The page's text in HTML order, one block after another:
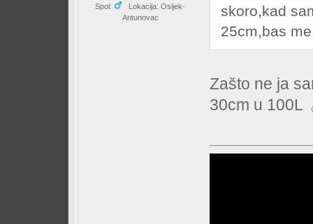
Spol:
Lokacija: Osijek-
Antunovac
skoro,kad
25cm,bas
Zašto ne ja
30cm u 100L